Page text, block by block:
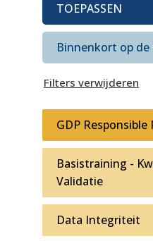
TOEPASSEN
Binnenkort op de
Filters verwijderen
GDP
Basistraining -
Validatie
Data Integriteit